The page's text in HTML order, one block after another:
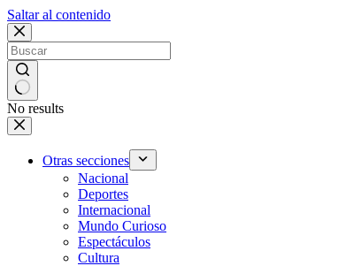
Saltar al contenido
No results
Otras secciones
Nacional
Deportes
Internacional
Mundo Curioso
Espectáculos
Cultura